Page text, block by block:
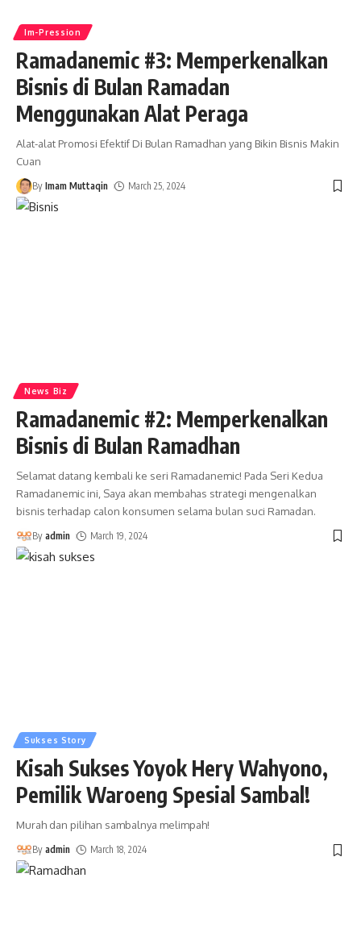
Im-Pression
Ramadanemic #3: Memperkenalkan
Bisnis di Bulan Ramadan
Menggunakan Alat Peraga
Alat-alat Promosi Efektif Di Bulan Ramadhan yang Bikin Bisnis Makin
Cuan
By Imam Muttaqin March 25, 2024
News Biz
Ramadanemic #2: Memperkenalkan
Bisnis di Bulan Ramadhan
Selamat datang kembali ke seri Ramadanemic! Pada Seri Kedua
Ramadanemic ini, Saya akan membahas strategi mengenalkan
bisnis terhadap calon konsumen selama bulan suci Ramadan.
By admin March 19, 2024
Sukses Story
Kisah Sukses Yoyok Hery Wahyono,
Pemilik Waroeng Spesial Sambal!
Murah dan pilihan sambalnya melimpah!
By admin March 18, 2024